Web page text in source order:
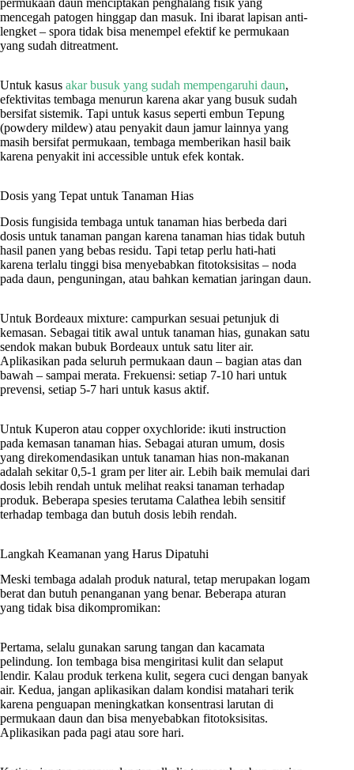
mencegah patogen hinggap dan masuk. Ini ibarat lapisan anti-
lengket – spora tidak bisa menempel efektif ke permukaan
yang sudah ditreatment.
Untuk kasus akar busuk yang sudah mempengaruhi daun,
efektivitas tembaga menurun karena akar yang busuk sudah
bersifat sistemik. Tapi untuk kasus seperti embun Tepung
(powdery mildew) atau penyakit daun jamur lainnya yang
masih bersifat permukaan, tembaga memberikan hasil baik
karena penyakit ini accessible untuk efek kontak.
Dosis yang Tepat untuk Tanaman Hias
Dosis fungisida tembaga untuk tanaman hias berbeda dari
dosis untuk tanaman pangan karena tanaman hias tidak butuh
hasil panen yang bebas residu. Tapi tetap perlu hati-hati
karena terlalu tinggi bisa menyebabkan fitotoksisitas – noda
pada daun, penguningan, atau bahkan kematian jaringan daun.
Untuk Bordeaux mixture: campurkan sesuai petunjuk di
kemasan. Sebagai titik awal untuk tanaman hias, gunakan satu
sendok makan bubuk Bordeaux untuk satu liter air.
Aplikasikan pada seluruh permukaan daun – bagian atas dan
bawah – sampai merata. Frekuensi: setiap 7-10 hari untuk
prevensi, setiap 5-7 hari untuk kasus aktif.
Untuk Kuperon atau copper oxychloride: ikuti instruction
pada kemasan tanaman hias. Sebagai aturan umum, dosis
yang direkomendasikan untuk tanaman hias non-makanan
adalah sekitar 0,5-1 gram per liter air. Lebih baik memulai dari
dosis lebih rendah untuk melihat reaksi tanaman terhadap
produk. Beberapa spesies terutama Calathea lebih sensitif
terhadap tembaga dan butuh dosis lebih rendah.
Langkah Keamanan yang Harus Dipatuhi
Meski tembaga adalah produk natural, tetap merupakan logam
berat dan butuh penanganan yang benar. Beberapa aturan
yang tidak bisa dikompromikan:
Pertama, selalu gunakan sarung tangan dan kacamata
pelindung. Ion tembaga bisa mengiritasi kulit dan selaput
lendir. Kalau produk terkena kulit, segera cuci dengan banyak
air. Kedua, jangan aplikasikan dalam kondisi matahari terik
karena penguapan meningkatkan konsentrasi larutan di
permukaan daun dan bisa menyebabkan fitotoksisitas.
Aplikasikan pada pagi atau sore hari.